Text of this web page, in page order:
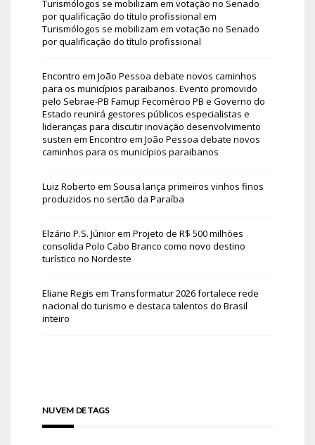
Turismólogos se mobilizam em votação no Senado
por qualificação do título profissional em
Turismólogos se mobilizam em votação no Senado
por qualificação do título profissional
Encontro em João Pessoa debate novos caminhos
para os municípios paraibanos. Evento promovido
pelo Sebrae-PB Famup Fecomércio PB e Governo do
Estado reunirá gestores públicos especialistas e
lideranças para discutir inovação desenvolvimento
susten em Encontro em João Pessoa debate novos
caminhos para os municípios paraibanos
Luiz Roberto em Sousa lança primeiros vinhos finos
produzidos no sertão da Paraíba
Elzário P.S. Júniorem Projeto de R$ 500 milhões
consolida Polo Cabo Branco como novo destino
turístico no Nordeste
Eliane Regis em Transformatur 2026 fortalece rede
nacional do turismo e destaca talentos do Brasil
inteiro
NUVEM DE TAGS